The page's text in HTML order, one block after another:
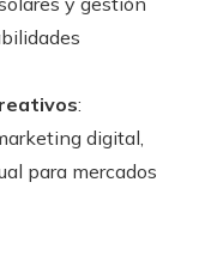
:
digital,
para mercados